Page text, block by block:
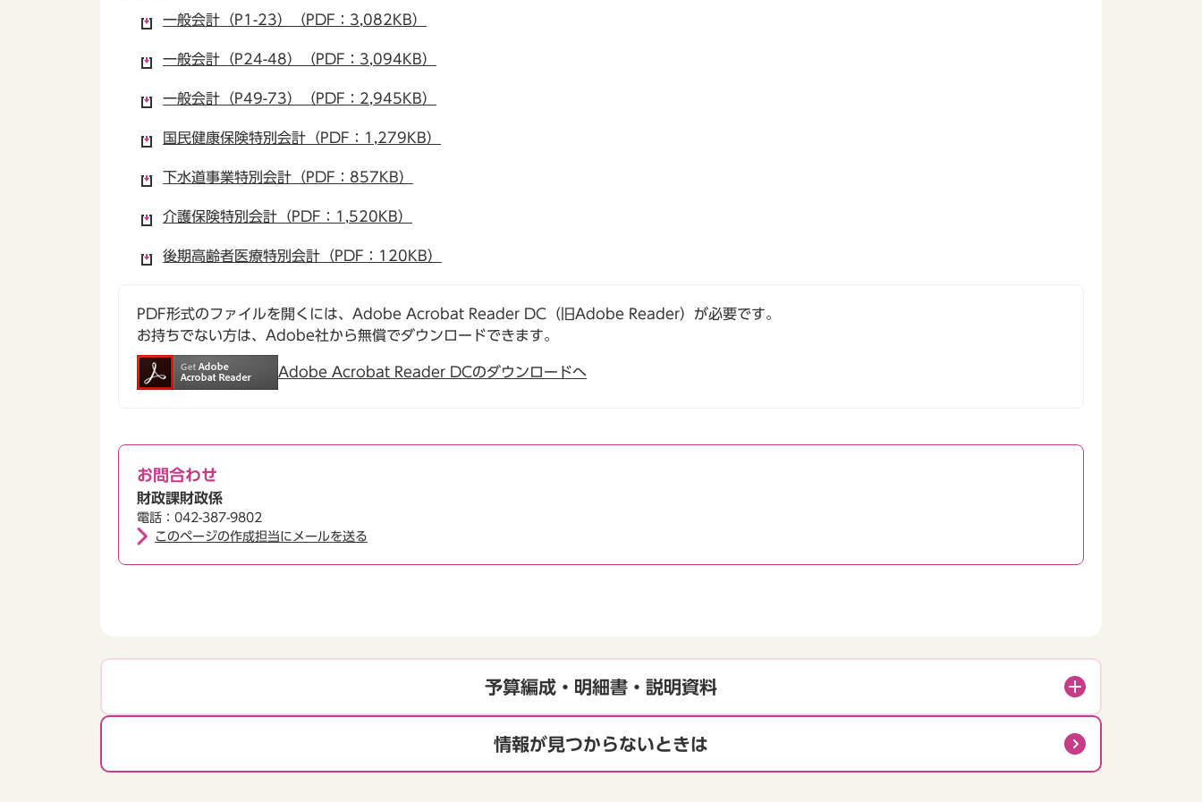
一般会計（P1-23）（PDF：3,082KB）
一般会計（P24-48）（PDF：3,094KB）
一般会計（P49-73）（PDF：2,945KB）
国民健康保険特別会計（PDF：1,279KB）
下水道事業特別会計（PDF：857KB）
介護保険特別会計（PDF：1,520KB）
後期高齢者医療特別会計（PDF：120KB）
PDF形式のファイルを開くには、Adobe Acrobat Reader DC（旧Adobe Reader）が必要です。
お持ちでない方は、Adobe社から無償でダウンロードできます。
Adobe Acrobat Reader DCのダウンロードへ
お問合わせ
財政課財政係
電話：042-387-9802
このページの作成担当にメールを送る
予算編成・明細書・説明資料
情報が見つからないときは